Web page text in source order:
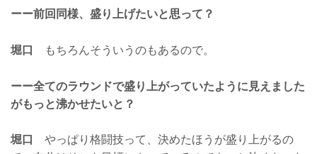
ーー前回同様、盛り上げたいと思って？
堀口 もちろんそういうのもあるので。
ーー全てのラウンドで盛り上がっていたように見えました
がもっと沸かせたいと？
堀口
やっぱり格闘技って、決めたほうが盛り上がるの